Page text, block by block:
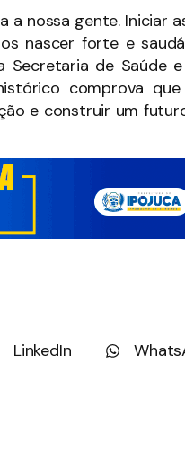
a nossa gente. Iniciar
nascer forte e
Secretaria de Saúde
comprova que
e construir um
LinkedIn